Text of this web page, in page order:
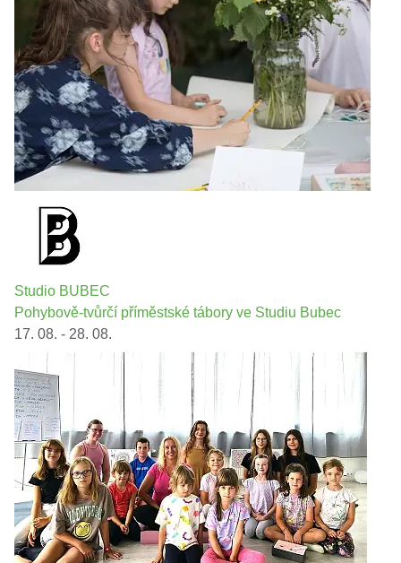
Studio BUBEC
Pohybově-tvůrčí příměstské tábory ve Studiu Bubec
17. 08. - 28. 08.